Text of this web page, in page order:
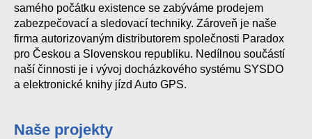
samého počátku existence se zabýváme prodejem
zabezpečovací a sledovací techniky. Zároveň je naše
firma autorizovaným distributorem společnosti Paradox
pro Českou a Slovenskou republiku. Nedílnou součástí
naší činnosti je i vývoj docházkového systému SYSDO
a elektronické knihy jízd Auto GPS.
Naše projekty